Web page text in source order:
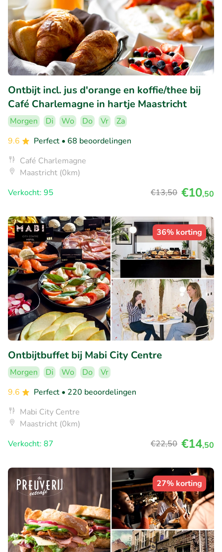
Ontbijt incl. jus d'orange en koffie/thee bij
Café Charlemagne in hartje Maastricht
Morgen Di Wo Do Vr
Za
9.6
Perfect • 68 beoordelingen
Café Charlemagne
Maastricht (0km)
Verkocht: 95
€13,50 €10,50
36% korting
Ontbijtbuffet bij Mabi City Centre
Morgen Di Wo Do
Vr
9.6
Perfect • 220 beoordelingen
Mabi City Centre
Maastricht (0km)
Verkocht: 87
€22,50 €14,50
27% korting